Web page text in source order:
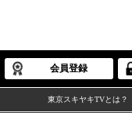
会員登録
東京スキヤキTVとは？